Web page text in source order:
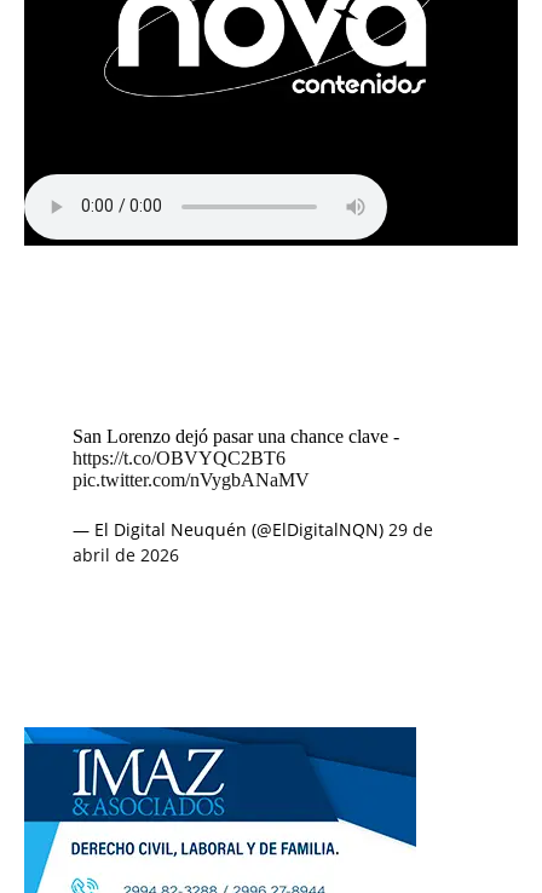
San Lorenzo dejó pasar una chance clave -
https://t.co/OBVYQC2BT6
pic.twitter.com/nVygbANaMV
— El Digital Neuquén (@ElDigitalNQN) 29 de
abril de 2026